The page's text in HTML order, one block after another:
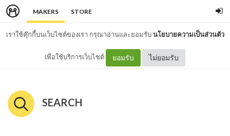
MAKERS STORE
เราใช้คุ๊กกี้บนเว็บไซต์ของเรา กรุณาอ่านและยอมรับนโยบายความเป็นส่วนตัว
เพื่อใช้บริการเว็บไซต์ ยอมรับ ไม่ยอมรับ
SEARCH